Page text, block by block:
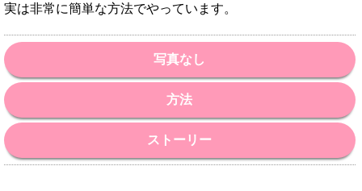
実は非常に簡単な方法でやっています。
写真なし
方法
ストーリー